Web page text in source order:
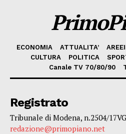
ECONOMIA ATTUALITA’
CULTURA
POLITICA
Canale TV 70/80/90
Registrato
Tribunale di Modena, n.2504/17VG
redazione@primopiano.net